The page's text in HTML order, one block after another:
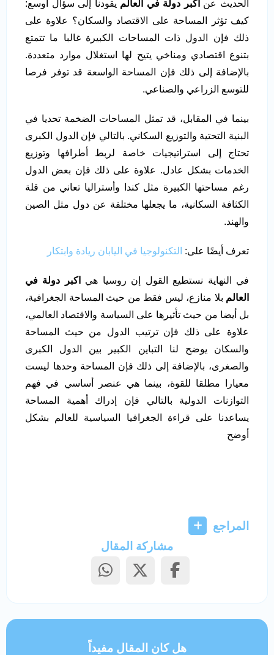
الحديث عن اكبر دولة في العالم يقودنا إلى سؤال أوسع:
كيف تؤثر المساحة على الاقتصاد والسكان؟ علاوة على
ذلك فإن الدول ذات المساحات الكبيرة غالبا ما تتمتع
بتنوع اقتصادي ومناخي يتيح لها استغلال موارد متعددة.
بالإضافة إلى ذلك فإن المساحة الواسعة قد توفر فرصا
للتوسع الزراعي والصناعي.
بينما في المقابل، قد تمثل المساحات الضخمة تحديا في
البنية التحتية والتوزيع السكاني. بالتالي فإن الدول الكبرى
تحتاج إلى استراتيجيات خاصة لربط أطرافها وتوزيع
الخدمات بشكل عادل. علاوة على ذلك فإن بعض الدول
رغم مساحتها الكبيرة مثل كندا وأستراليا تعاني من قلة
الكثافة السكانية، ما يجعلها مختلفة عن دول مثل الصين
والهند.
تعرف أيضًا على: التكنولوجيا في اليابان ريادة وابتكار
في النهاية نستطيع القول إن روسيا هي
اكبر دولة في
العالم بلا منازع، ليس فقط من حيث المساحة الجغرافية،
بل أيضا من حيث تأثيرها على السياسة والاقتصاد العالمي،
علاوة على ذلك فإن ترتيب الدول من حيث المساحة
والسكان يوضح لنا التباين الكبير بين الدول الكبرى
والصغرى، بالإضافة إلى ذلك فإن المساحة وحدها ليست
معيارا مطلقا للقوة، بينما هي عنصر أساسي في فهم
التوازنات الدولية بالتالي فإن إدراك أهمية المساحة
يساعدنا على قراءة الجغرافيا السياسية للعالم بشكل
أوضح
المراجع
مشاركة المقال
هل كان المقال مفيداً